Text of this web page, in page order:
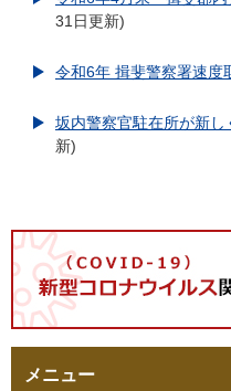
31日更新
令和6年 揖斐警察署速度
坂内警察官駐在所が新し
新
メニュー